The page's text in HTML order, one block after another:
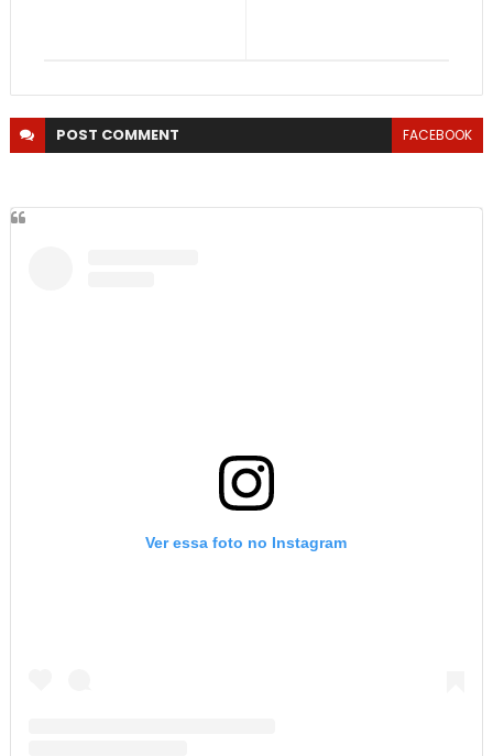
POST COMMENT FACEBOOK
Ver essa foto no Instagram